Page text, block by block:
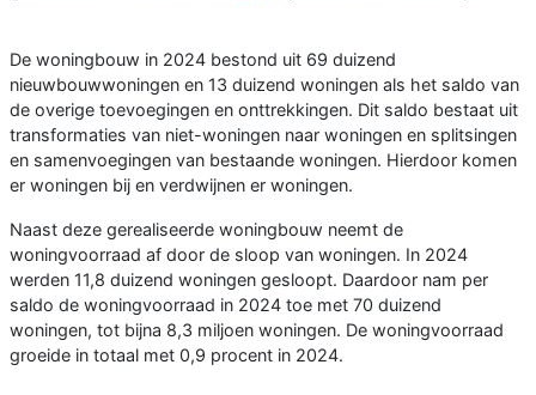
De woningbouw in 2024 bestond uit 69 duizend
nieuwbouwwoningen en 13 duizend woningen als het saldo van
de overige toevoegingen en onttrekkingen. Dit saldo bestaat uit
transformaties van niet-woningen naar woningen en splitsingen
en samenvoegingen van bestaande woningen. Hierdoor komen
er woningen bij en verdwijnen er woningen.
Naast deze gerealiseerde woningbouw neemt de
woningvoorraad af door de sloop van woningen. In 2024
werden 11,8 duizend woningen gesloopt. Daardoor nam per
saldo de woningvoorraad in 2024 toe met 70 duizend
woningen, tot bijna 8,3 miljoen woningen. De woningvoorraad
groeide in totaal met 0,9 procent in 2024.